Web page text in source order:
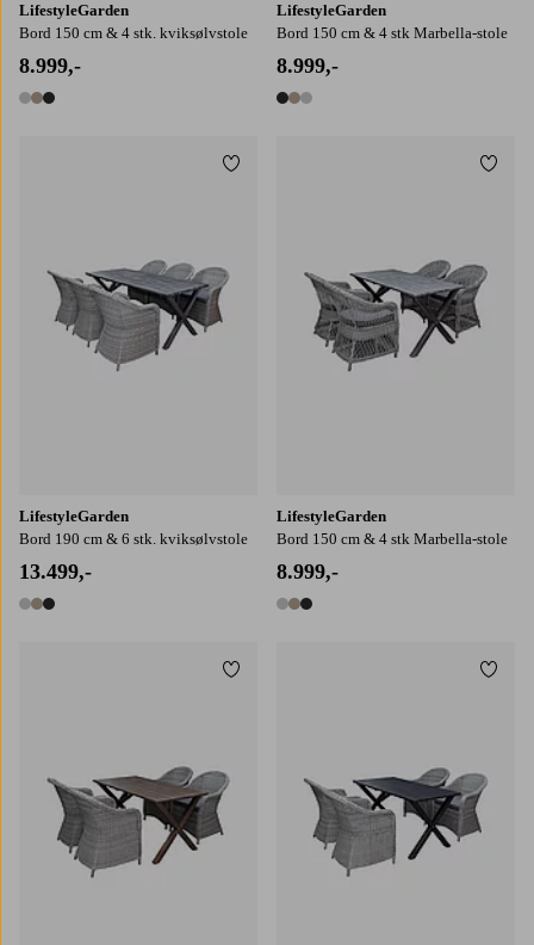
LifestyleGarden
Bord 150 cm & 4 stk. kviksølvstole
8.999,-
3 farver
LifestyleGarden
Bord 150 cm & 4 stk Marbella-stole
8.999,-
3 farver
LifestyleGarden
Bord 190 cm & 6 stk. kviksølvstole
13.499,-
3 farver
Tilføj til favoritter
LifestyleGarden
Bord 150 cm & 4 stk Marbella-stole
8.999,-
3 farver
Tilføj til favoritter